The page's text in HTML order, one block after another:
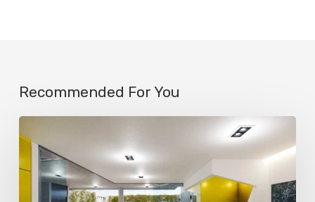
Recommended For You
ya
engaña